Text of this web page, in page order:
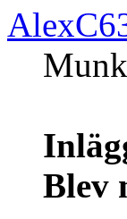
Munk
Blev